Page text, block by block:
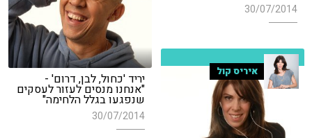
30/07/2014
יריד 'כחול, לבן, דרום' -
"אנחנו מנסים לעזור לעסקים
שנפגעו בגלל הלחימה"
30/07/2014
איריס קול